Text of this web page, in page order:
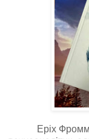
Еріх